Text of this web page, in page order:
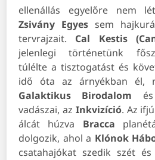
ellenállás egyelőre nem
Zsivány Egyes sem
tervrajzait. Cal Kestis
jelenlegi történetünk
túlélte a tisztogatást és
idő óta az árnyékban él,
Galaktikus Birodalom és
vadászai, az Inkvizíció. Az
álcát húzva Bracca
dolgozik, ahol a Klónok
csatahajókat szedik szét